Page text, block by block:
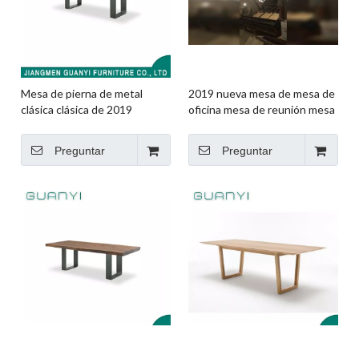
Mesa de pierna de metal
clásica clásica de 2019
Preguntar
2019 nueva mesa de mesa de
oficina mesa de reunión mesa
Preguntar